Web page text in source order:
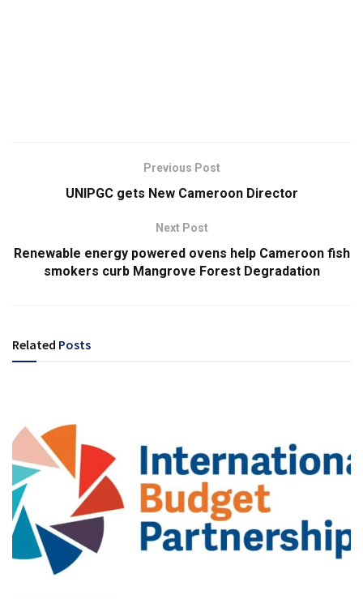
Previous Post
UNIPGC gets New Cameroon Director
Next Post
Renewable energy powered ovens help Cameroon fish
smokers curb Mangrove Forest Degradation
Related Posts